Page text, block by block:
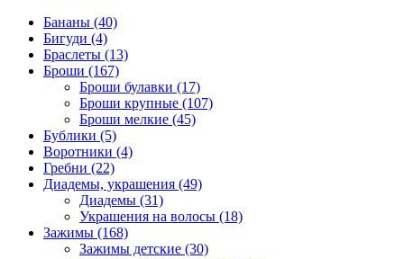
Бананы (40)
Бигуди (4)
Браслеты (13)
Броши (167)
Броши булавки (17)
Броши крупные (107)
Броши мелкие (45)
Бублики (5)
Воротники (4)
Гребни (22)
Диадемы, украшения (49)
Диадемы (31)
Украшения на волосы (18)
Зажимы (168)
Зажимы детские (30)